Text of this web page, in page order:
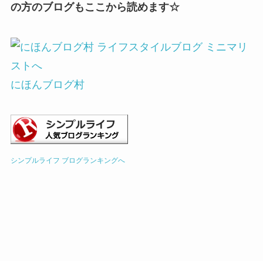
の方のブログもここから読めます☆
にほんブログ村
シンプルライフ ブログランキングへ